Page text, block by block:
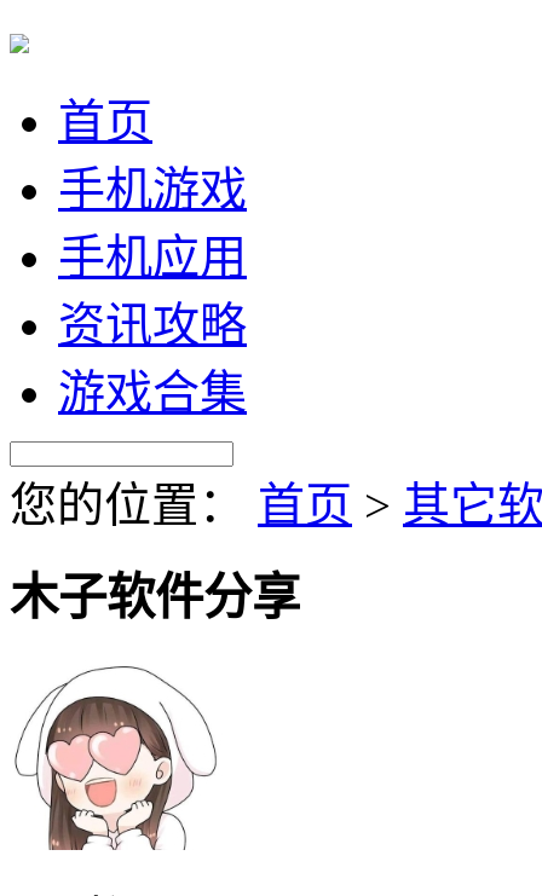
首页
手机游戏
手机应用
资讯攻略
游戏合集
您的位置： 首页 > 其它
木子软件分享